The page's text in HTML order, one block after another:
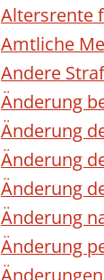
Altersrente
Amtliche
Andere
Änderung
Änderung
Änderung
Änderung
Änderung
Änderung